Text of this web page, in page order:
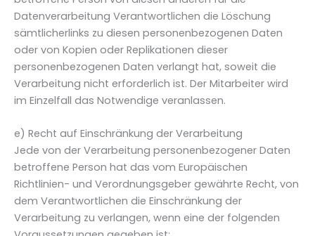
Datenverarbeitung Verantwortlichen die Löschung
sämtlicherlinks zu diesen personenbezogenen Daten
oder von Kopien oder Replikationen dieser
personenbezogenen Daten verlangt hat, soweit die
Verarbeitung nicht erforderlich ist. Der Mitarbeiter wird
im Einzelfall das Notwendige veranlassen.
e) Recht auf Einschränkung der Verarbeitung
Jede von der Verarbeitung personenbezogener Daten
betroffene Person hat das vom Europäischen
Richtlinien- und Verordnungsgeber gewährte Recht, von
dem Verantwortlichen die Einschränkung der
Verarbeitung zu verlangen, wenn eine der folgenden